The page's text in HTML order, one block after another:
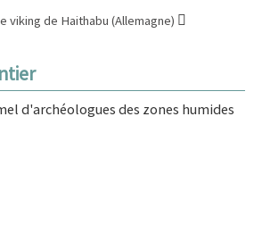
viking de Haithabu (Allemagne)
d'archéologues des zones humides